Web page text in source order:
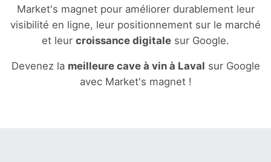
Market's magnet pour améliorer durablement leur
visibilité en ligne, leur positionnement sur le marché
et leur croissance digitale sur Google.
Devenez la meilleure cave à vin à Laval sur Google
avec Market's magnet !